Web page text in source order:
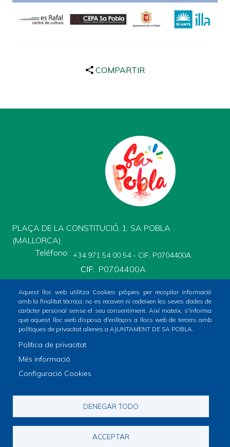
COMPARTIR
Footer
menu
1
-
2
Inicio
Què fer?
PLAÇA DE LA CONSTITUCIÓ, 1. SA POBLA
(MALLORCA)
Teléfono
+34 971 54 00 54 - CIF: P0704400A
CIF P0704400A
Aquest lloc web utilitza Cookies pròpies per recopilar informació
amb la finalitat tècnica, no es recaven ni cedeixen les seves dades de
caràcter personal sense el seu consentiment. Així mateix, s'informa
que aquest lloc web disposa d'enllaços a llocs web de tercers amb
polítiques de privacitat alienes a AJUNTAMENT DE SA POBLA.
Política de privacitat
Més informació
Configuració Cookies
DENEGAR TODO
ACCEPTAR
© Ayuntamiento de sa Pobla
Footer
Avís legal
Política de Cookies
Política de Xarxes Socials
Política de privacitat